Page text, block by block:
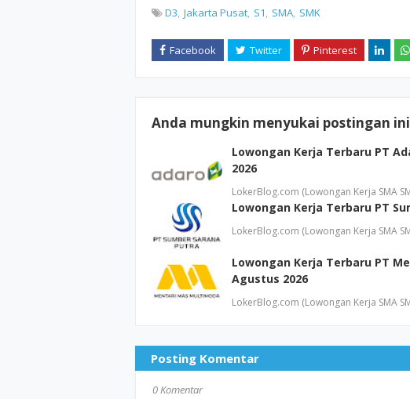
D3 Jakarta Pusat S1 SMA SMK
Anda mungkin menyukai postingan ini
Lowongan Kerja Terbaru PT
2026
LokerBlog.com (Lowongan Kerja SMA
Lowongan Kerja Terbaru PT
LokerBlog.com (Lowongan Kerja SMA
Lowongan Kerja Terbaru PT
Agustus 2026
LokerBlog.com (Lowongan Kerja SMA
Posting Komentar
0 Komentar